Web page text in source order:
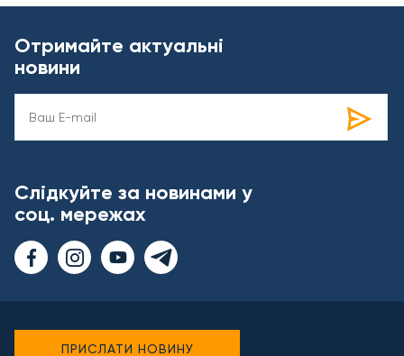
Отримайте актуальні
новини
Слідкуйте за новинами у
соц. мережах
ПРИСЛАТИ НОВИНУ